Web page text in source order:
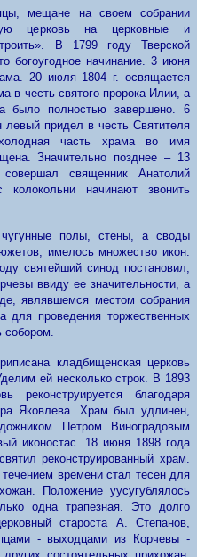
мещане на своем собрании
церковь на церковные и
В 1799 году Тверской
богоугодное начинание. 3 июня
20 июля 1804 г. освящается
в честь святого пророка Илии, а
было полностью завершено. 6
придел в честь Святителя
часть храма во имя
Значительно позднее – 13
священник Анатолий
начинают звонить
полы, стены, а своды
имелось множество икон.
святейший синод постановил,
ввиду ее значительности, а
являвшемся местом собрания
для проведения торжественных
собором.
кладбищенская церковь
ей несколько строк. В 1893
реконструируется благодаря
Яковлева. Храм был удлинен,
Петром Виноградовым
иконостас. 18 июня 1898 года
реконструированный храм.
времени стал тесен для
Положение yусугублялось
одна трапезная. Это долго
староста А. Степанов,
- выходцами из Корчевы -